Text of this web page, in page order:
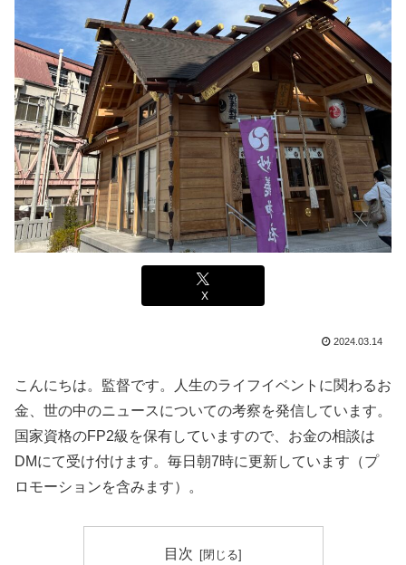
X
2024.03.14
こんにちは。監督です。人生のライフイベントに関わるお
金、世の中のニュースについての考察を発信しています。
国家資格のFP2級を保有していますので、お金の相談は
DMにて受け付けます。毎日朝7時に更新しています（プ
ロモーションを含みます）。
目次